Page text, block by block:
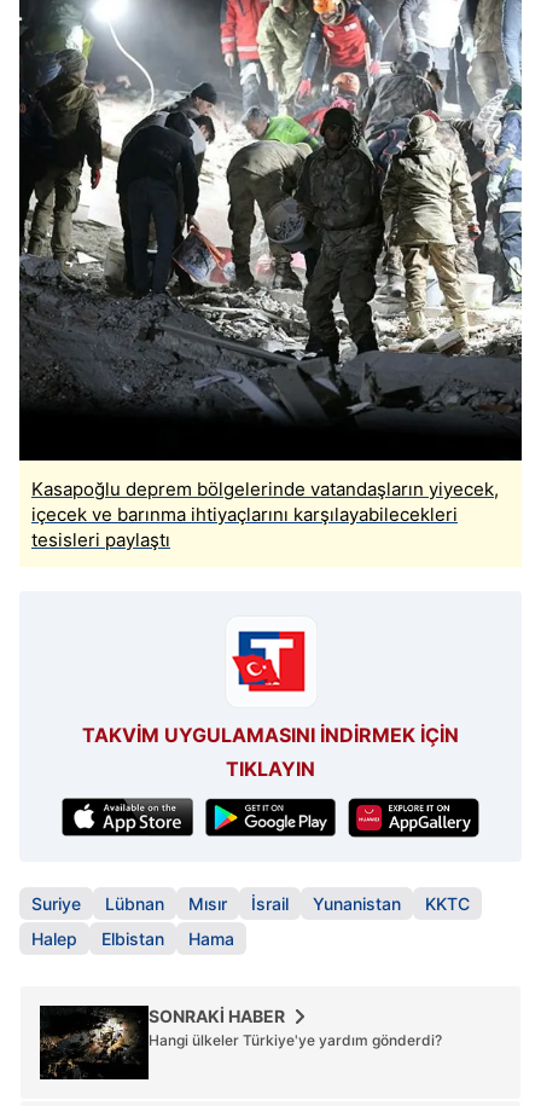
toplumu hizmetlerinin sunulması amacıyla
kullanılmaktadır. Diğer çerezler, sitemizin daha işlevsel
kılınması ve kişiselleştirilmesi ve sizlere yönelik
reklam/pazarlama faaliyetlerinin yapılması, amaçlarıyla
sınırlı olarak açık rızanız dahilinde kullanılacaktır.
Çerezlere ilişkin tercihlerinizi aşağıda yer alan panel
vasıtasıyla belirleyebilirsiniz. Çerezlere ilişkin detaylı bilgi
için Ayarlar butonuna tıklayabilir,Çerez Bilgilendirme
Metnimiziziyaret edebilirsiniz.
6698 sayılı Kişisel Verilerin Korunması Kanunu uyarınca
hazırlanmış Aydınlatma Metnimizi okumak ve sitemizde
ilgili mevzuata uygun olarak kullanılan çerezlerle ilgili bilgi
Kasapoğlu deprem bölgelerinde vatandaşların yiyecek,
içecek ve barınma ihtiyaçlarını karşılayabilecekleri
tesisleri paylaştı
TAKVİM UYGULAMASINI İNDİRMEK İÇİN
TIKLAYIN
Suriye Lübnan Mısır İsrail Yunanistan
KKTC
Halep
Elbistan Hama
SONRAKİ HABER
Hangi ülkeler Türkiye'ye yardım gönderdi?